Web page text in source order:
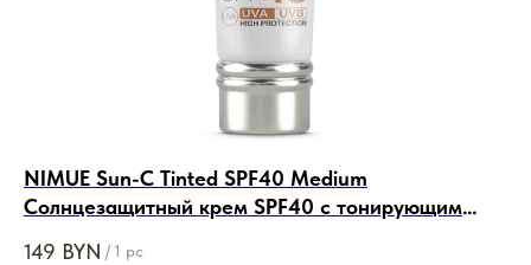
NIMUE Sun-C Tinted SPF40 Medium
Солнцезащитный крем SPF40 с тонирующим
149 BYN / 1 pc